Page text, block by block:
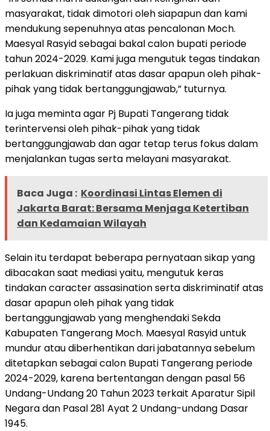
masyarakat, tidak dimotori oleh siapapun dan kami
mendukung sepenuhnya atas pencalonan Moch.
Maesyal Rasyid sebagai bakal calon bupati periode
tahun 2024-2029. Kami juga mengutuk tegas tindakan
perlakuan diskriminatif atas dasar apapun oleh pihak-
pihak yang tidak bertanggungjawab,” tuturnya.
Ia juga meminta agar Pj Bupati Tangerang tidak
terintervensi oleh pihak-pihak yang tidak
bertanggungjawab dan agar tetap terus fokus dalam
menjalankan tugas serta melayani masyarakat.
Baca Juga : Koordinasi Lintas Elemen di
Jakarta Barat: Bersama Menjaga Ketertiban
dan Kedamaian Wilayah
Selain itu terdapat beberapa pernyataan sikap yang
dibacakan saat mediasi yaitu, mengutuk keras
tindakan caracter assasination serta diskriminatif atas
dasar apapun oleh pihak yang tidak
bertanggungjawab yang menghendaki Sekda
Kabupaten Tangerang Moch. Maesyal Rasyid untuk
mundur atau diberhentikan dari jabatannya sebelum
ditetapkan sebagai calon Bupati Tangerang periode
2024-2029, karena bertentangan dengan pasal 56
Undang-Undang 20 Tahun 2023 terkait Aparatur Sipil
Negara dan Pasal 281 Ayat 2 Undang-undang Dasar
1945.